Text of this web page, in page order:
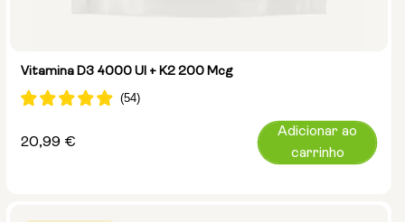
Vitamina D3 4000 UI + K2 200 Mcg
Preço
20,99 €
Adicionar ao
carrinho